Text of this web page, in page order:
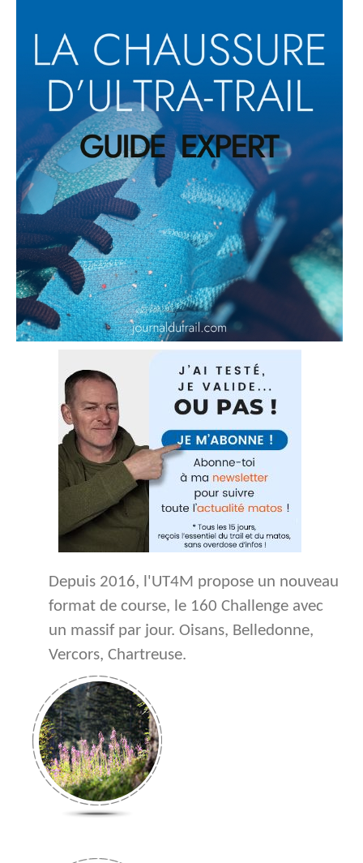
Depuis 2016, l'UT4M propose un nouveau
format de course, le 160 Challenge avec
un massif par jour. Oisans, Belledonne,
Vercors, Chartreuse.